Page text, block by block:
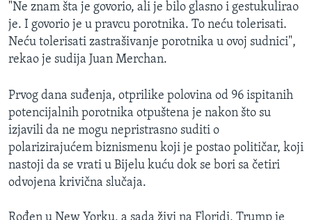
"Ne znam šta je govorio, ali je bilo glasno i gestukulirao
je. I govorio je u pravcu porotnika. To neću tolerisati.
Neću tolerisati zastrašivanje porotnika u ovoj sudnici",
rekao je sudija Juan Merchan.
Prvog dana suđenja, otprilike polovina od 96 ispitanih
potencijalnih porotnika otpuštena je nakon što su
izjavili da ne mogu nepristrasno suditi o
polarizirajućem biznismenu koji je postao političar, koji
nastoji da se vrati u Bijelu kuću dok se bori sa četiri
odvojena krivična slučaja.